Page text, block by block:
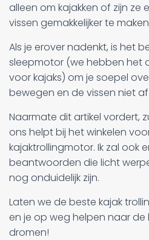
alleen om kajakken of zijn ze
vissen gemakkelijker te
Als je erover nadenkt, is het
sleepmotor (we hebben het
voor kajaks) om je soepel
bewegen en de vissen niet af
Naarmate dit artikel vordert,
ons helpt bij het winkelen
kajaktrollingmotor. Ik zal ook
beantwoorden die licht
nog onduidelijk zijn.
Laten we de beste kajak
en je op weg helpen naar de
dromen!